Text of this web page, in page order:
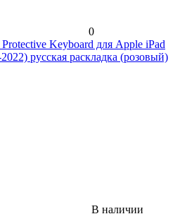
0
Keyboard для Apple iPad
русская раскладка (розовый)
В наличии